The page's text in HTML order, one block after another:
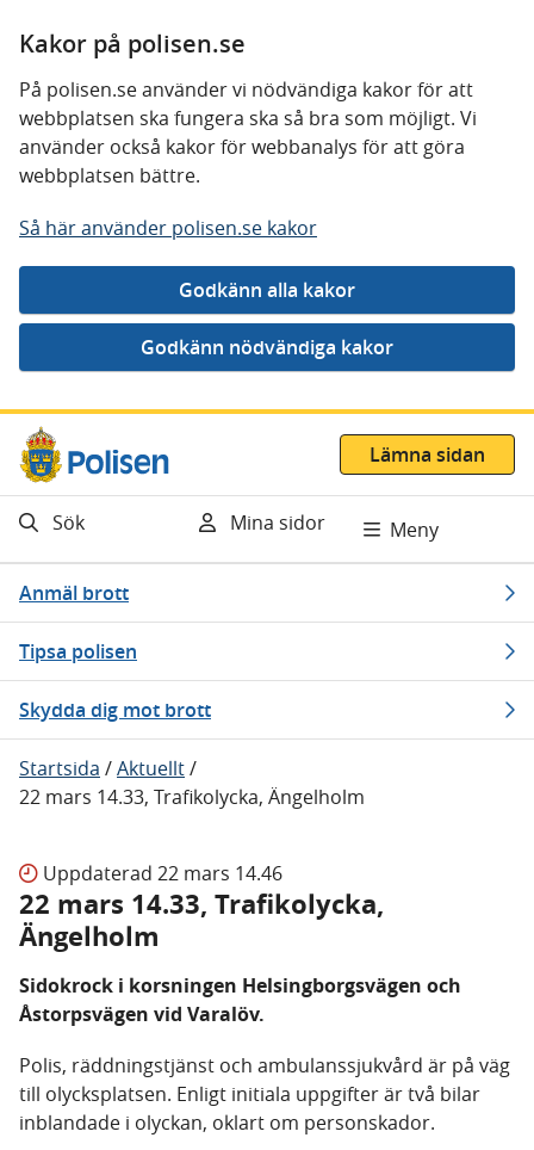
Kakor på polisen.se
På polisen.se använder vi nödvändiga kakor för att
webbplatsen ska fungera ska så bra som möjligt. Vi
använder också kakor för webbanalys för att göra
webbplatsen bättre.
Så här använder polisen.se kakor
Gå direkt till innehåll
Lämna sidan
Sök Mina sidor Meny
Anmäl brott
Tipsa polisen
Skydda dig mot brott
Startsida /Aktuellt/
22 mars 14.33, Trafikolycka, Ängelholm
Uppdaterad 22 mars 14.46
22 mars 14.33, Trafikolycka,
Ängelholm
Sidokrock i korsningen Helsingborgsvägen och
Åstorpsvägen vid Varalöv.
Polis, räddningstjänst och ambulanssjukvård är på väg
till olycksplatsen. Enligt initiala uppgifter är två bilar
inblandade i olyckan, oklart om personskador.